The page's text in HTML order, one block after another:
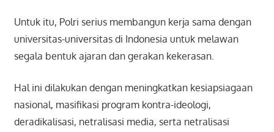
Untuk itu, Polri serius membangun kerja sama dengan
universitas-universitas di Indonesia untuk melawan
segala bentuk ajaran dan gerakan kekerasan.
Hal ini dilakukan dengan meningkatkan kesiapsiagaan
nasional, masifikasi program kontra-ideologi,
deradikalisasi, netralisasi media, serta netralisasi